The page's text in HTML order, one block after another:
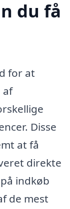
du få
for at
af
Disse
at få
direkte
indkøb
de mest